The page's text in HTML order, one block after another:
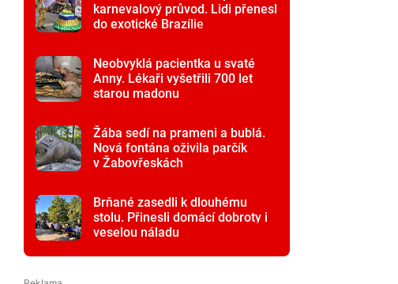
karnevalový průvod. Lidi přenesl
do exotické Brazílie
Neobvyklá pacientka u svaté
Anny. Lékaři vyšetřili 700 let
starou madonu
Žába sedí na prameni a bublá.
Nová fontána oživila parčík
v Žabovřeskách
Brňané zasedli k dlouhému
stolu. Přinesli domácí dobroty i
veselou náladu